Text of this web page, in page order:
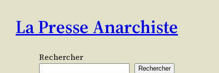
contenu
La Presse Anarchiste
Rechercher
Rechercher